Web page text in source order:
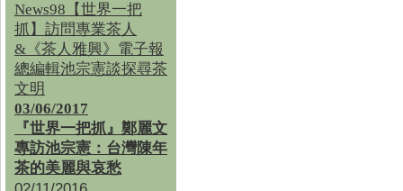
News98【世界一把
抓】訪問專業茶人
&《茶人雅興》電子報
總編輯池宗憲談探尋茶
文明
03/06/2017
『世界一把抓』鄭麗文
專訪池宗憲：台灣陳年
茶的美麗與哀愁